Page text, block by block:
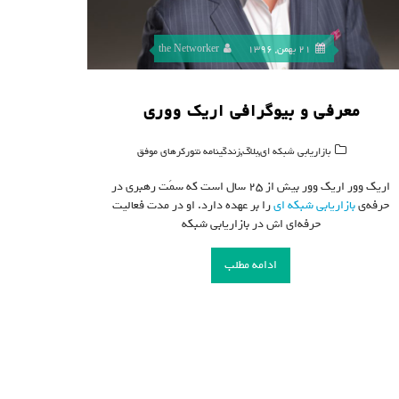
21 بهمن, 1396 the Networker
معرفی و بیوگرافی اریک ووری
بازاریابی شبکه ای,بلاگ,زندگینامه نتورکرهای موفق
اریک وور اریک وور بیش از ۲۵ سال است که سمَت رهبری در
حرفه‌یبازاریابی شبکه ایرا بر عهده دارد. او در مدت فعالیت
حرفه‌ای اش در بازاریابی شبکه
ادامه مطلب